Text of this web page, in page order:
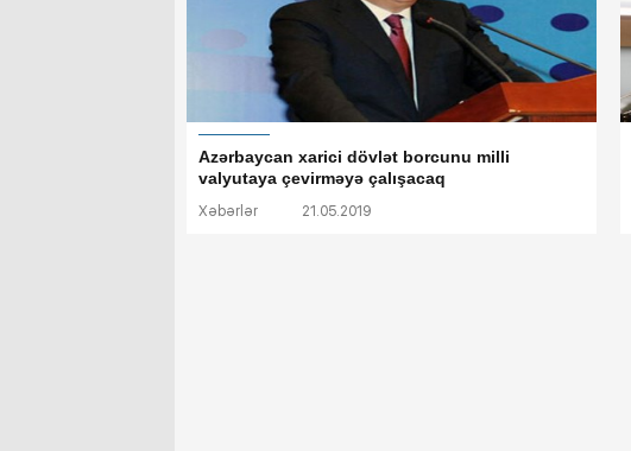
Azərbaycan xarici dövlət borcunu milli
valyutaya çevirməyə çalışacaq
Xəbərlər 21.05.2019